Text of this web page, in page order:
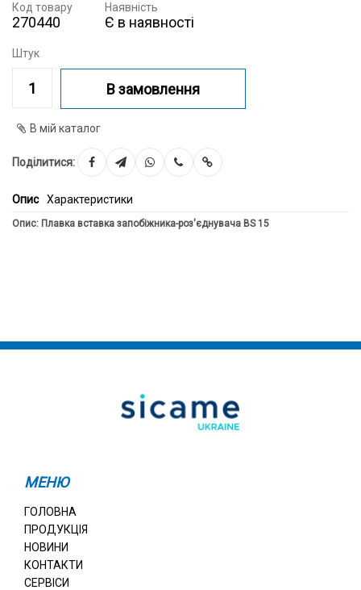
Код товару
270440
Наявність
Є в наявності
Штук
В замовлення
В мій каталог
Поділитися:
Опис Характеристики
Опис: Плавка вставка запобіжника-роз'єднувача BS 15
МЕНЮ
ГОЛОВНА
ПРОДУКЦІЯ
НОВИНИ
КОНТАКТИ
СЕРВІСИ